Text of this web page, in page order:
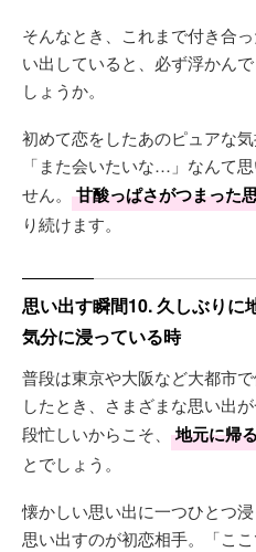
そんなとき、これまで付き合
い出していると、必ず浮かん
しょうか。
初めて恋をしたあのピュアな
「また会いたいな…」なんて
せん。
甘酸っぱさがつまった
り続けます。
思い出す瞬間10. 久しぶりに
気分に浸っている時
普段は東京や大阪など大都市
したとき、さまざまな思い出
段忙しいからこそ、
地元に帰
とでしょう。
懐かしい思い出に一つひとつ
思い出すのが初恋相手。「こ